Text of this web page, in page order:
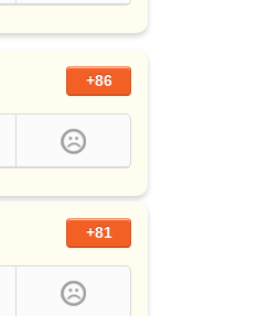
+86
+81